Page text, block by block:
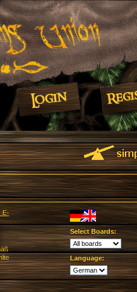
E-
Select Boards:
Language: